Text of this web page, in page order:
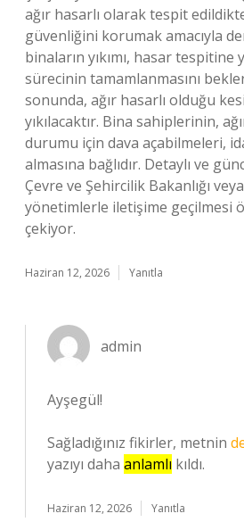
ağır hasarlı olarak tespit
güvenliğini korumak amacıyla
binaların yıkımı, hasar
sürecinin tamamlanmasını
sonunda, ağır hasarlı olduğu
yıkılacaktır. Bina sahiplerinin,
durumu için dava açabilmeleri,
almasına bağlıdır. Detaylı ve
Çevre ve Şehircilik Bakanlığı
yönetimlerle iletişime geçilmesi
çekiyor.
Haziran 12, 2026 Yanıtla
admin
Ayşegül!
Sağladığınız fikirler, metnin
yazıyı daha anlamlı kıldı.
Haziran 12, 2026 Yanıtla